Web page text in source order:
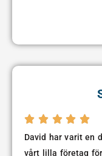
    
David har varit en
vårt lilla företag